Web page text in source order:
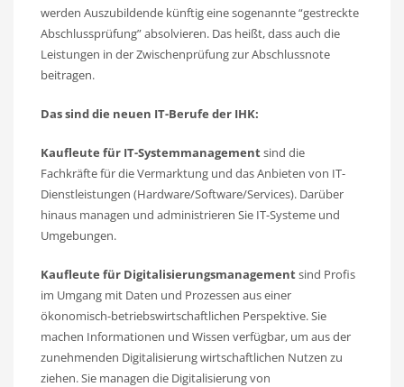
werden Auszubildende künftig eine sogenannte “gestreckte
Abschlussprüfung” absolvieren. Das heißt, dass auch die
Leistungen in der Zwischenprüfung zur Abschlussnote
beitragen.
Das sind die neuen IT-Berufe der IHK:
Kaufleute für IT-Systemmanagementsind die
Fachkräfte für die Vermarktung und das Anbieten von IT-
Dienstleistungen (Hardware/Software/Services). Darüber
hinaus managen und administrieren Sie IT-Systeme und
Umgebungen.
Kaufleute für Digitalisierungsmanagementsind Profis
im Umgang mit Daten und Prozessen aus einer
ökonomisch-betriebswirtschaftlichen Perspektive. Sie
machen Informationen und Wissen verfügbar, um aus der
zunehmenden Digitalisierung wirtschaftlichen Nutzen zu
ziehen. Sie managen die Digitalisierung von